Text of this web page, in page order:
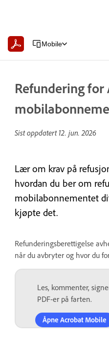
Mobile
Refundering for
Sist oppdatert 12. jun. 2026
Lær om krav på
hvordan du ber om
mobilabonnementet
kjøpte det.
Refunderingsberettigelse
når du avbryter og hvor du
Les, kommenter,
PDF-er på farten.
Åpne Acrobat Mobile